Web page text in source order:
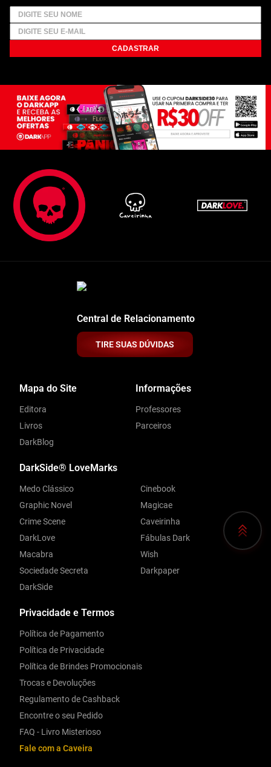
CADASTRAR
Central de Relacionamento
TIRE SUAS DÚVIDAS
Privacidade e Termos
Política de Pagamento
Política de Privacidade
Política de Brindes Promocionais
Trocas e Devoluções
Regulamento de Cashback
Encontre o seu Pedido
FAQ - Livro Misterioso
Fale com a Caveira
Mapa do Site
Editora
Livros
DarkBlog
Informações
Professores
Parceiros
DarkSide® LoveMarks
Medo Clássico
Graphic Novel
Crime Scene
DarkLove
Macabra
Sociedade Secreta
DarkSide
Cinebook
Magicae
Caveirinha
Fábulas Dark
Wish
Darkpaper